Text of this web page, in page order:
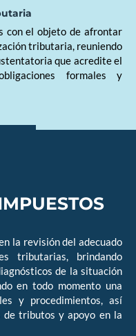
con el objeto de afrontar
tributaria, reuniendo
que acredite el
formales y
la revisión del adecuado
tributarias, brindando
de la situación
en todo momento una
y procedimientos, así
de tributos y apoyo en la